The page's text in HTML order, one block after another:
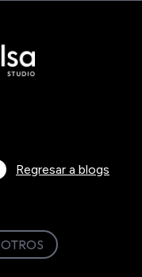
Regresar a blogs
OTROS